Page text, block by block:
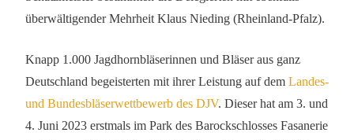
überwältigender Mehrheit Klaus Nieding (Rheinland-Pfalz).
Knapp 1.000 Jagdhornbläserinnen und Bläser aus ganz
Deutschland begeisterten mit ihrer Leistung auf dem Landes-
und Bundesbläserwettbewerb des DJV. Dieser hat am 3. und
4. Juni 2023 erstmals im Park des Barockschlosses Fasanerie